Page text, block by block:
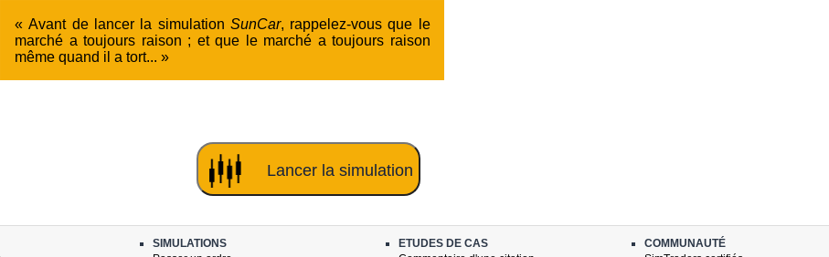
« Avant de lancer la simulation SunCar, rappelez-vous que le
marché a toujours raison ; et que le marché a toujours raison
même quand il a tort... »
SIMULATIONS
ETUDES DE CAS
COMMUNAUTÉ